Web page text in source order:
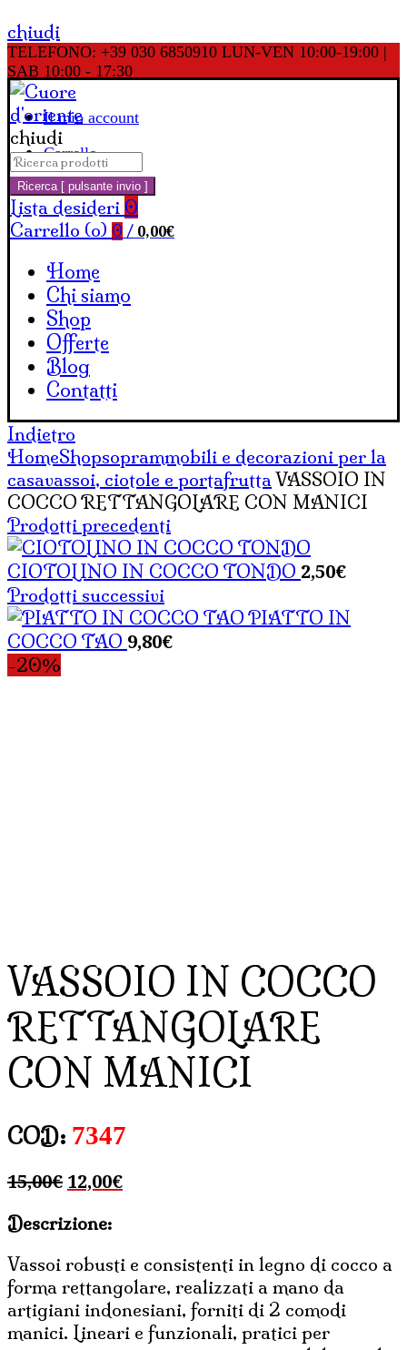
chiudi
TELEFONO: +39 030 6850910 LUN-VEN 10:00-19:00 |
SAB 10:00 - 17:30
Il mio account
Carrello
chiudi
Cerca:
Ricerca [ pulsante invio ]
Lista desideri 0
Carrello (o) 0 / 0,00€
Home
Chi siamo
Shop
Offerte
Blog
Contatti
Indietro
HomeShopsoprammobili e decorazioni per la
casavassoi, ciotole e portafrutta VASSOIO IN
COCCO RETTANGOLARE CON MANICI
Prodotti precedenti
CIOTOLINO IN COCCO TONDO 2,50€
Prodotti successivi
PIATTO IN
COCCO TAO 9,80€
-20%
VASSOIO IN COCCO
RETTANGOLARE
CON MANICI
COD: 7347
15,00€ Il
originale
15,00€.
12,00€Il
12,00€.
Descrizione:
Vassoi robusti e consistenti in legno di cocco a
forma rettangolare, realizzati a mano da
artigiani indonesiani, forniti di 2 comodi
manici. Lineari e funzionali, pratici per